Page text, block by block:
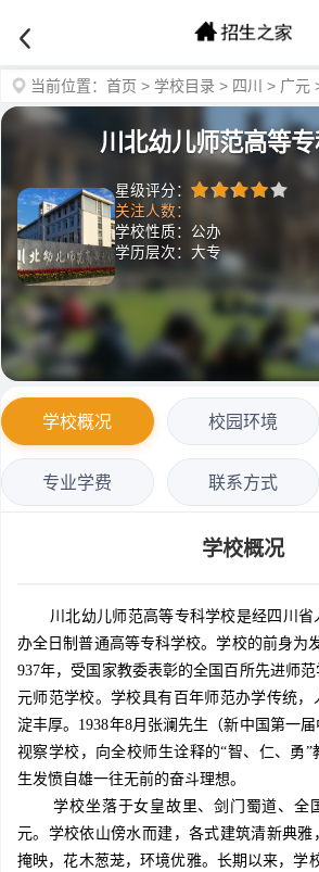
当前位置： 首页 > 学校目录 > 四川 > 广元
川北幼儿师范高等
星级评分：
关注人数：
学校性质：公办
学历层次：大专
学校概况 校园环境
专业学费 联系方式
学校概况
川北幼儿师范高等专科学校是经四川省
办全日制普通高等专科学校。学校的前身为
937年，受国家教委表彰的全国百所先进师
元师范学校。学校具有百年师范办学传统，
淀丰厚。1938年8月张澜先生（新中国第一届
视察学校，向全校师生诠释的“智、仁、勇
生发愤自雄一往无前的奋斗理想。
学校坐落于女皇故里、剑门蜀道、
元。学校依山傍水而建，各式建筑清新典
掩映，花木葱茏，环境优雅。长期以来，学